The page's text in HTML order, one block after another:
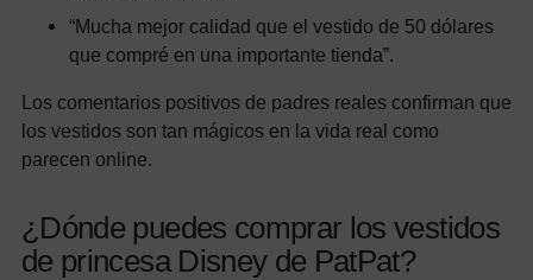
“Mucha mejor calidad que el vestido de 50 dólares
que compré en una importante tienda”.
Los comentarios positivos de padres reales confirman que
los vestidos son tan mágicos en la vida real como
parecen online.
¿Dónde puedes comprar los vestidos
de princesa Disney de PatPat?